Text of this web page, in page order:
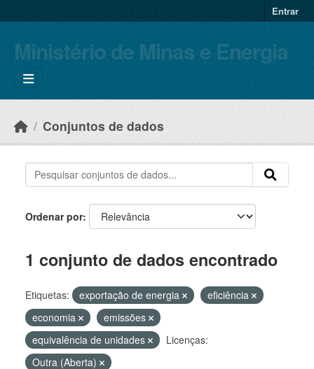
Entrar
Ministério de Minas e Energia
Conjuntos de dados
Ordenar por
1 conjunto de dados encontrado
Etiquetas: exportação de energia
eficiência
economia
emissões
equivalência de unidades
Licenças:
Outra (Aberta)